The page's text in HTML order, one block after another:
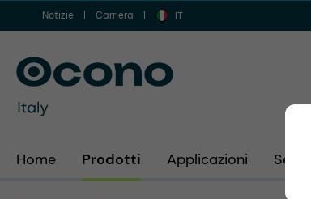
al contenuto principale
Vai alla ricerca
Vai alla navigazione principale
Notizie Carriera IT
Home Prodotti Applicazioni Settori